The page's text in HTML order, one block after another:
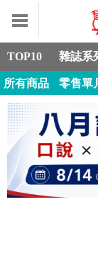
TOP10 雜誌系
所有商品 零售單